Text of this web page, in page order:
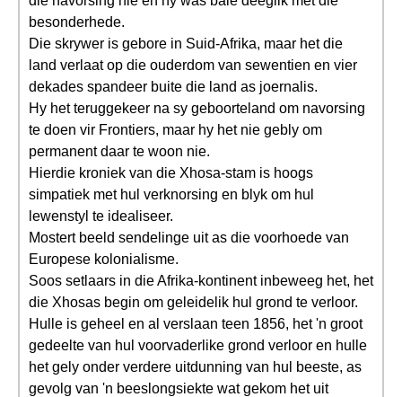
besonderhede.
Die skrywer is gebore in Suid-Afrika, maar het die
land verlaat op die ouderdom van sewentien en vier
dekades spandeer buite die land as joernalis.
Hy het teruggekeer na sy geboorteland om navorsing
te doen vir Frontiers, maar hy het nie gebly om
permanent daar te woon nie.
Hierdie kroniek van die Xhosa-stam is hoogs
simpatiek met hul verknorsing en blyk om hul
lewenstyl te idealiseer.
Mostert beeld sendelinge uit as die voorhoede van
Europese kolonialisme.
Soos setlaars in die Afrika-kontinent inbeweeg het, het
die Xhosas begin om geleidelik hul grond te verloor.
Hulle is geheel en al verslaan teen 1856, het 'n groot
gedeelte van hul voorvaderlike grond verloor en hulle
het gely onder verdere uitdunning van hul beeste, as
gevolg van 'n beeslongsiekte wat gekom het uit